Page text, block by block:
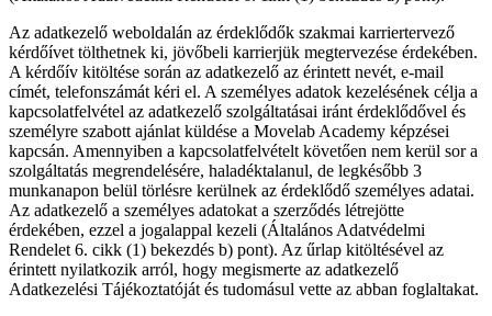
Az adatkezelő weboldalán az érdeklődők szakmai karriertervező
kérdőívet tölthetnek ki, jövőbeli karrierjük megtervezése érdekében.
A kérdőív kitöltése során az adatkezelő az érintett nevét, e-mail
címét, telefonszámát kéri el. A személyes adatok kezelésének célja a
kapcsolatfelvétel az adatkezelő szolgáltatásai iránt érdeklődővel és
személyre szabott ajánlat küldése a Movelab Academy képzései
kapcsán. Amennyiben a kapcsolatfelvételt követően nem kerül sor a
szolgáltatás megrendelésére, haladéktalanul, de legkésőbb 3
munkanapon belül törlésre kerülnek az érdeklődő személyes adatai.
Az adatkezelő a személyes adatokat a szerződés létrejötte
érdekében, ezzel a jogalappal kezeli (Általános Adatvédelmi
Rendelet 6. cikk (1) bekezdés b) pont). Az űrlap kitöltésével az
érintett nyilatkozik arról, hogy megismerte az adatkezelő
Adatkezelési Tájékoztatóját és tudomásul vette az abban foglaltakat.